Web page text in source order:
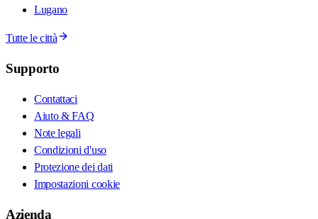
Lugano
Tutte le città
Supporto
Contattaci
Aiuto & FAQ
Note legali
Condizioni d'uso
Protezione dei dati
Impostazioni cookie
Azienda